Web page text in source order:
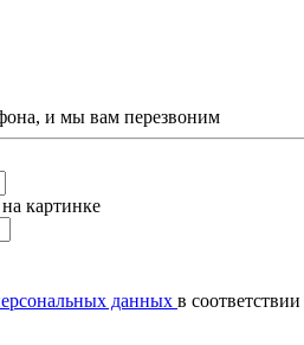
и мы вам перезвоним
картинке
данных в соответствии